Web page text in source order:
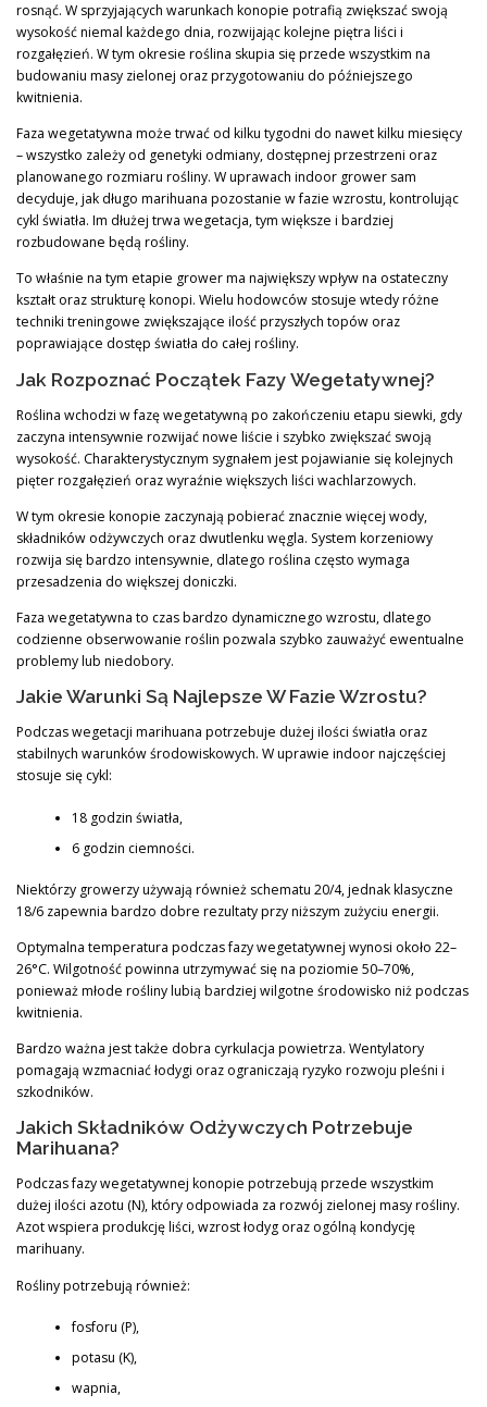
rosnąć. W sprzyjających warunkach konopie potrafią zwiększać swoją
wysokość niemal każdego dnia, rozwijając kolejne piętra liści i
rozgałęzień. W tym okresie roślina skupia się przede wszystkim na
budowaniu masy zielonej oraz przygotowaniu do późniejszego
kwitnienia.
Faza wegetatywna może trwać od kilku tygodni do nawet kilku miesięcy
– wszystko zależy od genetyki odmiany, dostępnej przestrzeni oraz
planowanego rozmiaru rośliny. W uprawach indoor grower sam
decyduje, jak długo marihuana pozostanie w fazie wzrostu, kontrolując
cykl światła. Im dłużej trwa wegetacja, tym większe i bardziej
rozbudowane będą rośliny.
To właśnie na tym etapie grower ma największy wpływ na ostateczny
kształt oraz strukturę konopi. Wielu hodowców stosuje wtedy różne
techniki treningowe zwiększające ilość przyszłych topów oraz
poprawiające dostęp światła do całej rośliny.
Jak Rozpoznać Początek Fazy Wegetatywnej?
Roślina wchodzi w fazę wegetatywną po zakończeniu etapu siewki, gdy
zaczyna intensywnie rozwijać nowe liście i szybko zwiększać swoją
wysokość. Charakterystycznym sygnałem jest pojawianie się kolejnych
pięter rozgałęzień oraz wyraźnie większych liści wachlarzowych.
W tym okresie konopie zaczynają pobierać znacznie więcej wody,
składników odżywczych oraz dwutlenku węgla. System korzeniowy
rozwija się bardzo intensywnie, dlatego roślina często wymaga
przesadzenia do większej doniczki.
Faza wegetatywna to czas bardzo dynamicznego wzrostu, dlatego
codzienne obserwowanie roślin pozwala szybko zauważyć ewentualne
problemy lub niedobory.
Jakie Warunki Są Najlepsze W Fazie Wzrostu?
Podczas wegetacji marihuana potrzebuje dużej ilości światła oraz
stabilnych warunków środowiskowych. W uprawie indoor najczęściej
stosuje się cykl:
18 godzin światła,
6 godzin ciemności.
Niektórzy growerzy używają również schematu 20/4, jednak klasyczne
18/6 zapewnia bardzo dobre rezultaty przy niższym zużyciu energii.
Optymalna temperatura podczas fazy wegetatywnej wynosi około 22–
26°C. Wilgotność powinna utrzymywać się na poziomie 50–70%,
ponieważ młode rośliny lubią bardziej wilgotne środowisko niż podczas
kwitnienia.
Bardzo ważna jest także dobra cyrkulacja powietrza. Wentylatory
pomagają wzmacniać łodygi oraz ograniczają ryzyko rozwoju pleśni i
szkodników.
Jakich Składników Odżywczych Potrzebuje
Marihuana?
Podczas fazy wegetatywnej konopie potrzebują przede wszystkim
dużej ilości azotu (N), który odpowiada za rozwój zielonej masy rośliny.
Azot wspiera produkcję liści, wzrost łodyg oraz ogólną kondycję
marihuany.
Rośliny potrzebują również:
fosforu (P),
potasu (K),
wapnia,